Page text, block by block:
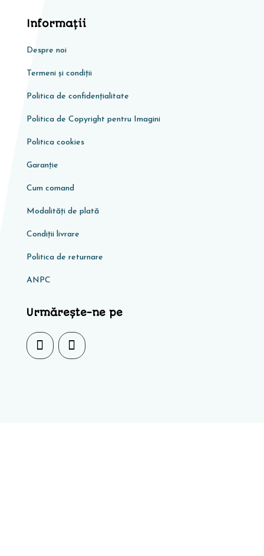
Informaţii
Despre noi
Termeni și condiții
Politica de confidențialitate
Politica de Copyright pentru Imagini
Politica cookies
Garanţie
Cum comand
Modalități de plată
Condiţii livrare
Politica de returnare
ANPC
Urmărește-ne pe